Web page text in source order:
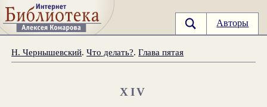
Авторы
Н. Чернышевский.Что делать?.Глава пятая
XIV